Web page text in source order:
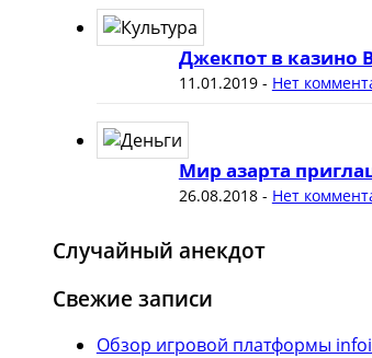
Джекпот в казино
11.01.2019- Нет
Мир азарта
26.08.2018- Нет
Случайный анекдот
Свежие записи
Обзор игровой платформы